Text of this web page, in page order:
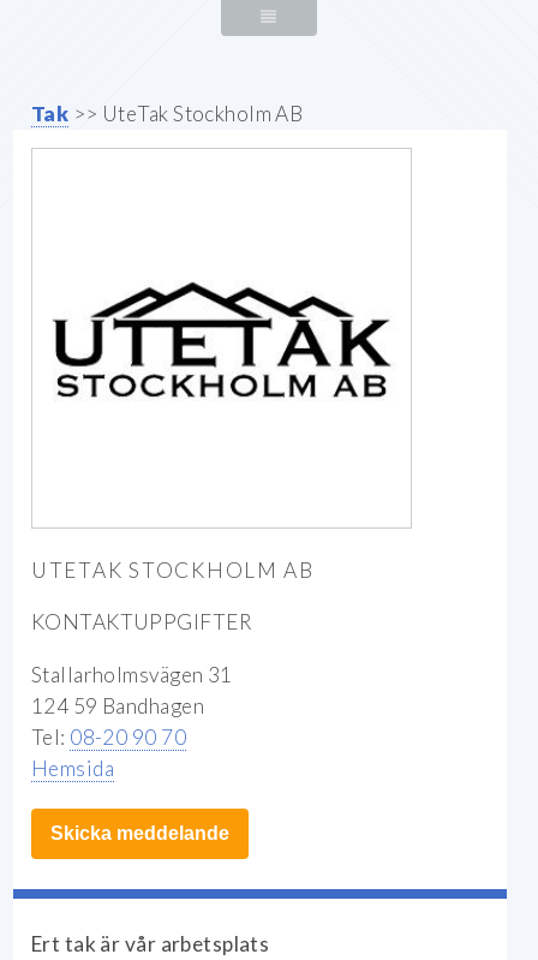
Tak >> UteTak Stockholm AB
UTETAK STOCKHOLM AB
KONTAKTUPPGIFTER
Stallarholmsvägen 31
124 59 Bandhagen
Tel: 08-20 90 70
Hemsida
Skicka meddelande
Ert tak är vår arbetsplats